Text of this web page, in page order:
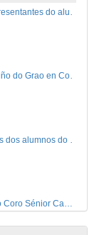
Intervención do padriño do Grao en Comercio
Actuación musical do Coro Sénior Campus Vigo